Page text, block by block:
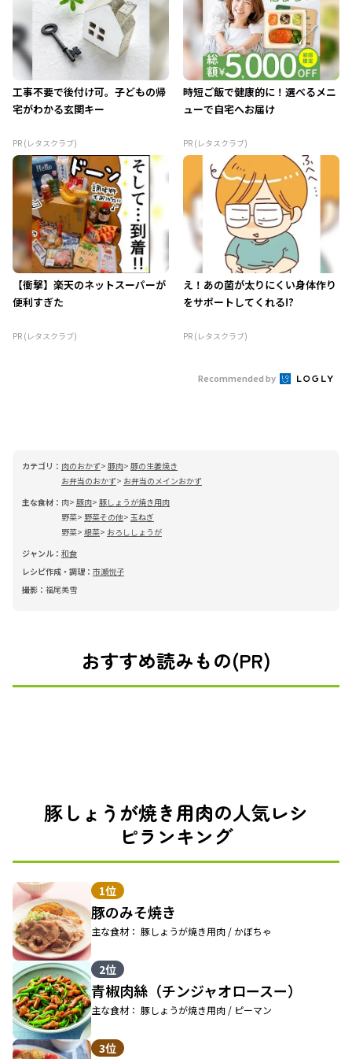
工事不要で後付け可。子どもの帰
宅がわかる玄関キー
PR (レタスクラブ)
時短ご飯で健康的に！選べるメニ
ューで自宅へお届け
PR (レタスクラブ)
【衝撃】楽天のネットスーパーが
便利すぎた
PR (レタスクラブ)
え！あの菌が太りにくい身体作り
をサポートしてくれる!?
PR (レタスクラブ)
Recommended by
カテゴリ： 肉のおかず 豚肉 豚の生姜焼き
お弁当のおかず
お弁当のメインおかず
主な食材： 肉 豚肉 豚しょうが焼き用肉
野菜
野菜その他 玉ねぎ
野菜 根菜
おろししょうが
ジャンル： 和食
レシピ作成・調理： 市瀬悦子
撮影： 福尾美雪
おすすめ読みもの(PR)
豚しょうが焼き用肉の人気レシ
ピランキング
1位
豚のみそ焼き
主な食材： 豚しょうが焼き用肉 / かぼちゃ
2位
青椒肉絲（チンジャオロースー）
主な食材： 豚しょうが焼き用肉 / ピーマン
3位